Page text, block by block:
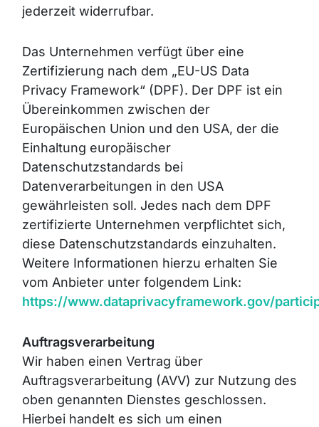
jederzeit widerrufbar.
Das Unternehmen verfügt über eine
Zertifizierung nach dem „EU-US Data
Privacy Framework“ (DPF). Der DPF ist ein
Übereinkommen zwischen der
Europäischen Union und den USA, der die
Einhaltung europäischer
Datenschutzstandards bei
Datenverarbeitungen in den USA
gewährleisten soll. Jedes nach dem DPF
zertifizierte Unternehmen verpflichtet sich,
diese Datenschutzstandards einzuhalten.
Weitere Informationen hierzu erhalten Sie
vom Anbieter unter folgendem Link:
https://www.dataprivacyframework.gov/
Auftragsverarbeitung
Wir haben einen Vertrag über
Auftragsverarbeitung (AVV) zur Nutzung des
oben genannten Dienstes geschlossen.
Hierbei handelt es sich um einen